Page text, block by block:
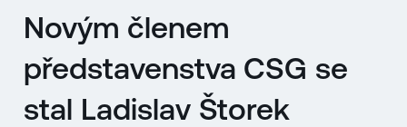
Novým členem
představenstva CSG se
stal Ladislav Štorek